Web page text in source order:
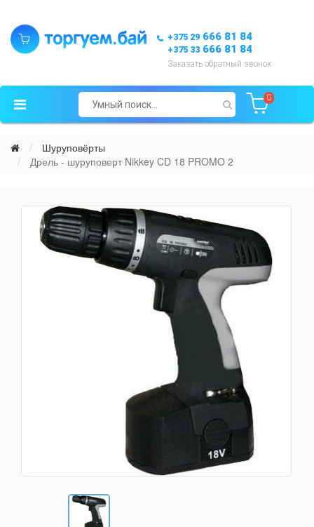
+375 29 666 81 84
+375 33 666 81 84
Заказать обратный звонок
0
Шуруповёрты
Дрель - шуруповерт Nikkey CD 18 PROMO 2